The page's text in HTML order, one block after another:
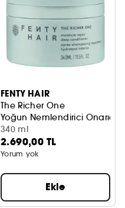
FENTY HAIR
The Richer One
Yoğun Nemlendirici Onarıcı
340 ml
2.690,00 TL
Yorum yok
Ekle